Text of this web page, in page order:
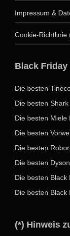
Impressum &
Cookie-Richtlinie
Black Friday
Die besten
Die besten
Die besten Miele
Die besten
Die besten
Die besten
Die besten Black
Die besten Black
(*) Hinweis